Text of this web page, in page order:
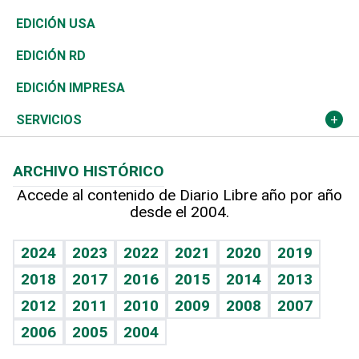
Reportajes
África
Ocenanía
Caribe
Resto del mundo
Vivienda
Telecom.
Global y variable
Economía personal
Buena Vida
Sociales
Novedades
Podcast Arte Libre
Hablando con el pediatra
Vida y familia
Eñe
Celebrando la vida
Sin complejos
Ciclismo
Tenis
Olimpismo
Más deportes
Línea de hit
TBT Deportivo
En Directo
El Espía
Noticiero Poteleche
Columnistas
Tecnología
Historia
Martes de tecnología
Cambio climático
Economía
Revista
Deportes
Opinión
Hecho en casa
Guía del dinero
EDICIÓN USA
EDICIÓN RD
EDICIÓN IMPRESA
SERVICIOS
Cumpleaños
Horóscopos
Crucigramas
ARCHIVO HISTÓRICO
Accede al contenido de Diario Libre año por año
desde el 2004.
2024 2023 2022 2021 2020
2019
2018
2017 2016 2015 2014
2013
2012
2011 2010 2009 2008
2007
2006
2005 2004